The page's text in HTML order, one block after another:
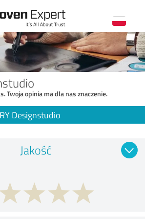
Twoja opinia ma dla nas znaczenie.
Designstudio
Jakość